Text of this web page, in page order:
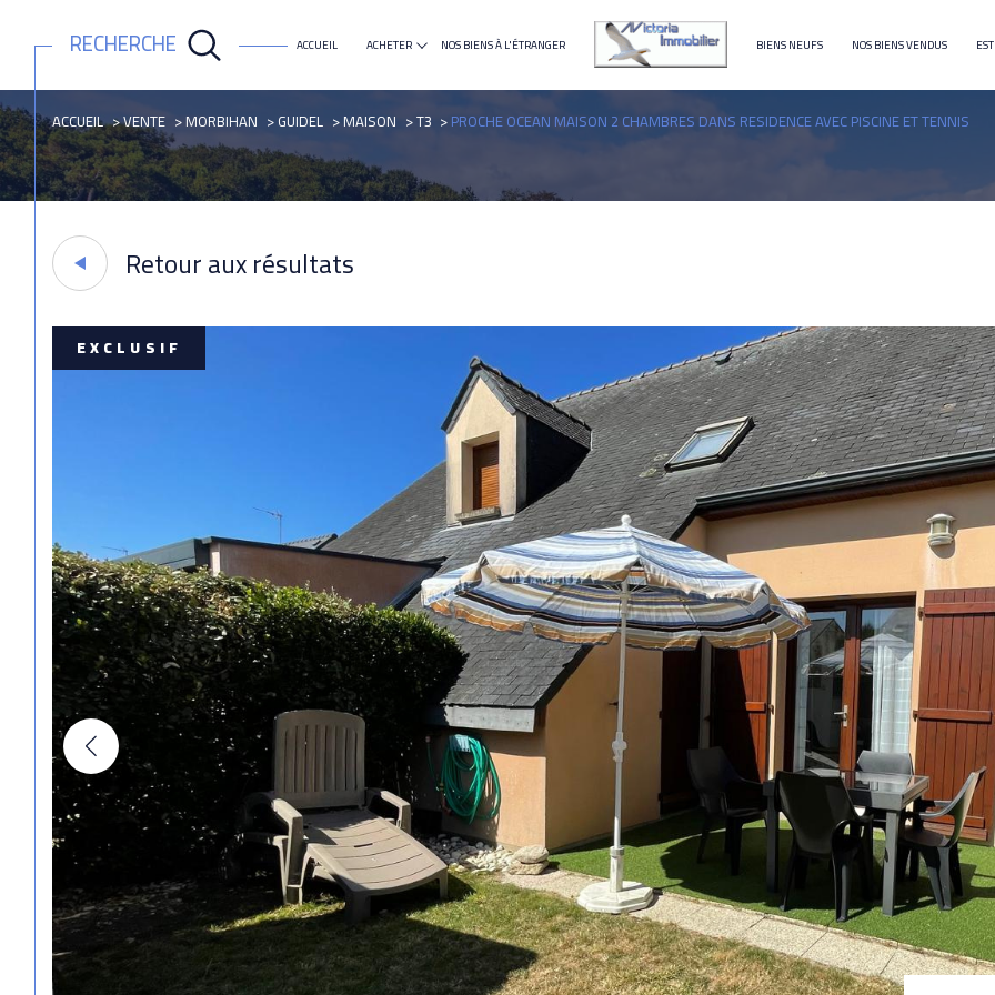
ACCUEIL ACHETER
maison appartement terrain immeuble
NOS BIENS À L'ÉTRANGER BIENS NEUFS NOS BIENS VENDUS
RECHERCHE
ACCUEIL VENTE MORBIHAN GUIDEL MAISON T3 PROCHE OCEAN MAISON 2 CHAMBRES DANS RESIDENCE AVEC PISCINE ET TENNIS
Retour aux résultats
EXCLUSIF